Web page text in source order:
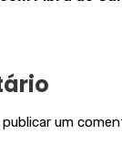
publicar um